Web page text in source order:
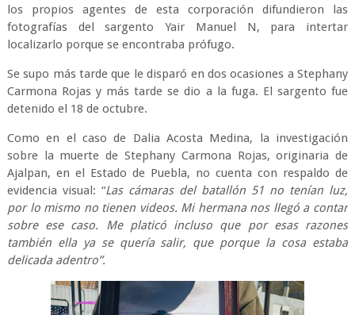
los propios agentes de esta corporación difundieron las
fotografías del sargento Yair Manuel N, para intertar
localizarlo porque se encontraba prófugo.
Se supo más tarde que le disparó en dos ocasiones a Stephany
Carmona Rojas y más tarde se dio a la fuga. El sargento fue
detenido el 18 de octubre.
Como en el caso de Dalia Acosta Medina, la investigación
sobre la muerte de Stephany Carmona Rojas, originaria de
Ajalpan, en el Estado de Puebla, no cuenta con respaldo de
evidencia visual: “Las cámaras del batallón 51 no tenían luz,
por lo mismo no tienen videos. Mi hermana nos llegó a contar
sobre ese caso. Me platicó incluso que por esas razones
también ella ya se quería salir, que porque la cosa estaba
delicada adentro”.